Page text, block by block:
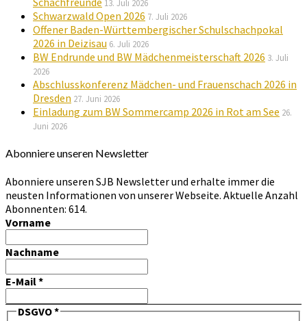
13. Juli 2026
Schwarzwald Open 2026 7. Juli 2026
Offener Baden-Württembergischer Schulschachpokal
2026 in Deizisau 6. Juli 2026
BW Endrunde und BW Mädchenmeisterschaft 2026 3. Juli
2026
Abschlusskonferenz Mädchen- und Frauenschach 2026 in
Dresden 27. Juni 2026
Einladung zum BW Sommercamp 2026 in Rot am See 26.
Juni 2026
Abonniere unseren Newsletter
Abonniere unseren SJB Newsletter und erhalte immer die
neusten Informationen von unserer Webseite. Aktuelle Anzahl
Abonnenten: 614.
Vorname
Nachname
E-Mail*
DSGVO*